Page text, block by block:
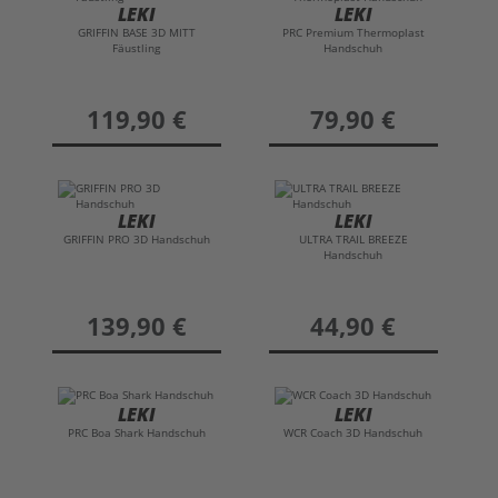
LEKI
GRIFFIN BASE 3D MITT
Fäustling
preis
119,90 €
LEKI
PRC Premium Thermoplast
Handschuh
preis
79,90 €
LEKI
GRIFFIN PRO 3D Handschuh
preis
139,90 €
LEKI
ULTRA TRAIL BREEZE
Handschuh
preis
44,90 €
LEKI
PRC Boa Shark Handschuh
LEKI
WCR Coach 3D Handschuh